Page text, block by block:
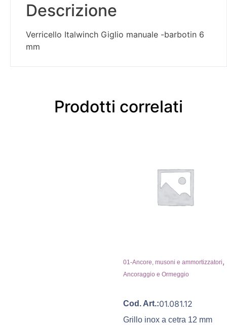
Descrizione
Verricello Italwinch Giglio manuale -barbotin 6
mm
Prodotti correlati
01-Ancore, musoni e ammortizzatori,
Ancoraggio e Ormeggio
Cod. Art.:01.081.12
Grillo inox a cetra 12 mm